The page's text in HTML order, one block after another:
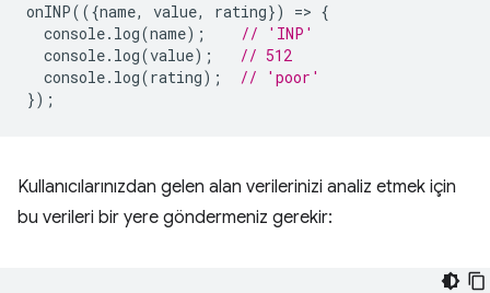
onINP(({name, value, rating}) => {
console. log(name);
// 'INP'
console. log(value);
// 512
console. log(rating);
// 'poor'
});
Kullanıcılarınızdan gelen alan verilerinizi analiz etmek için
bu verileri bir yere göndermeniz gerekir: